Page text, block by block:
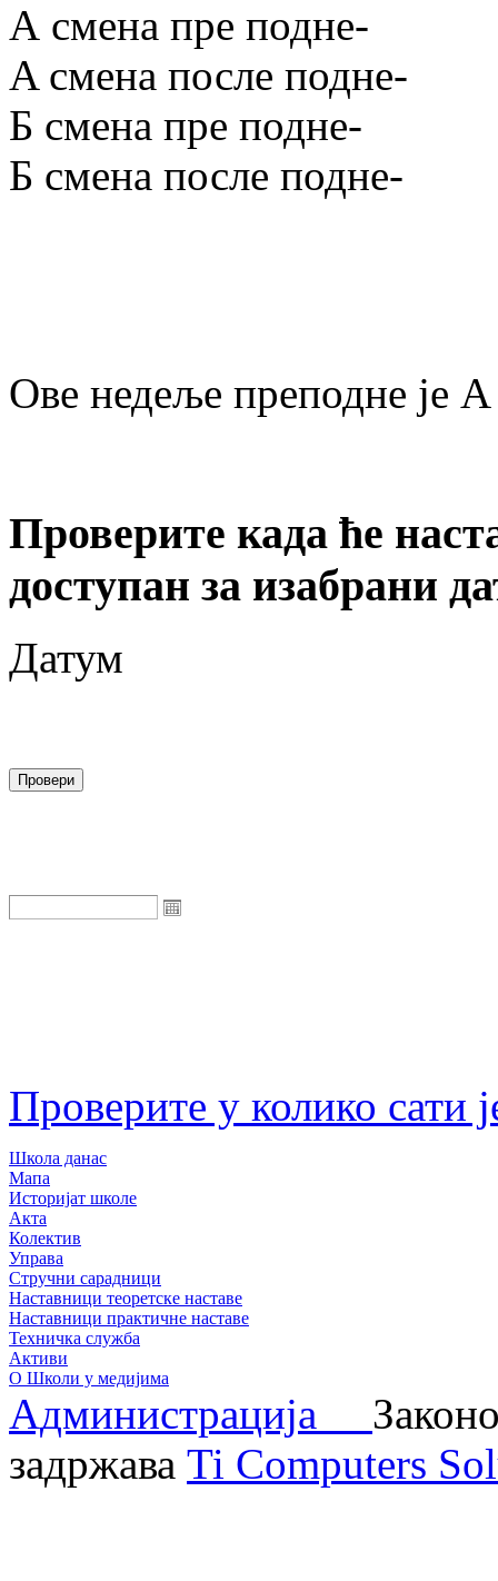
А смена пре подне-
A смена после подне-
Б смена пре подне-
Б смена после подне-
Ове недеље преподне је
Проверите када ће
доступан за изабрани
Датум
Проверите у колико сати
Школа данас
Мапа
Историјат школе
Акта
Колектив
Управа
Стручни сарадници
Наставници теоретске наставе
Наставници практичне наставе
Техничка служба
Активи
О Школи у медијима
Администрација
задржава Ti Computers